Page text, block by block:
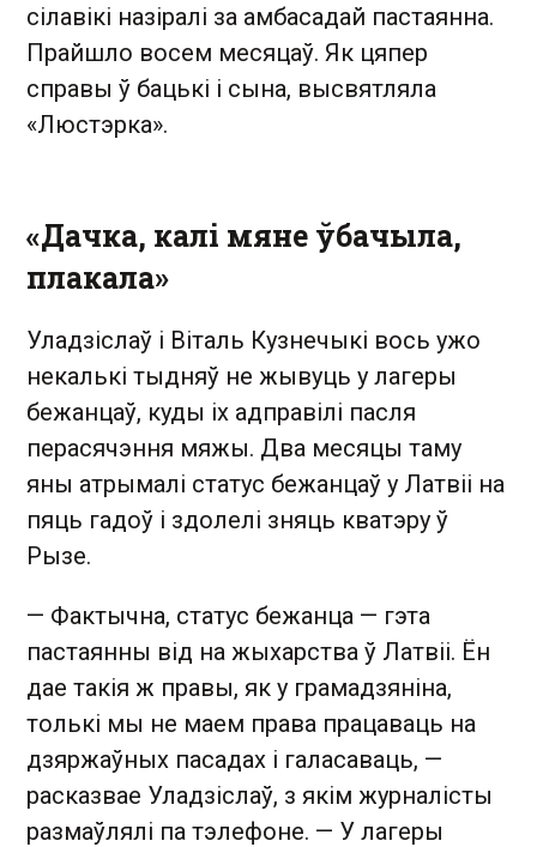
сілавікі назіралі за амбасадай пастаянна.
Прайшло восем месяцаў. Як цяпер
справы ў бацькі і сына, высвятляла
«Люстэрка» .
«Дачка, калі мяне ўбачыла,
плакала»
Уладзіслаў і Віталь Кузнечыкі вось ужо
некалькі тыдняў не жывуць у лагеры
бежанцаў, куды іх адправілі пасля
перасячэння мяжы. Два месяцы таму
яны атрымалі статус бежанцаў у Латвіі на
пяць гадоў і здолелі зняць кватэру ў
Рызе.
— Фактычна, статус бежанца — гэта
пастаянны від на жыхарства ў Латвіі. Ён
дае такія ж правы, як у грамадзяніна,
толькі мы не маем права працаваць на
дзяржаўных пасадах і галасаваць, —
расказвае Уладзіслаў, з якім журналісты
размаўлялі па тэлефоне. — У лагеры